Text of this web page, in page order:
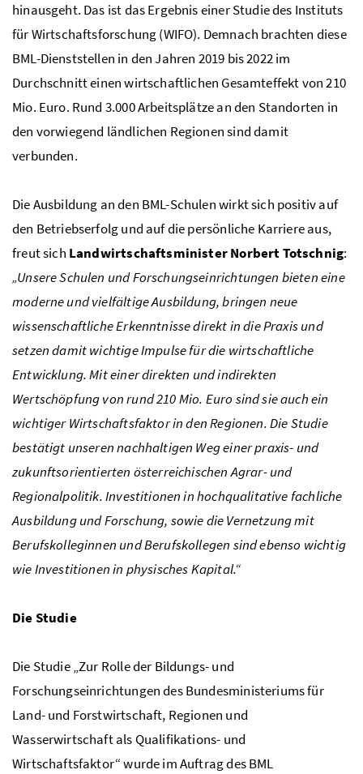
hinausgeht. Das ist das Ergebnis einer Studie des Instituts
für Wirtschaftsforschung (WIFO). Demnach brachten diese
BML-Dienststellen in den Jahren 2019 bis 2022 im
Durchschnitt einen wirtschaftlichen Gesamteffekt von 210
Mio. Euro. Rund 3.000 Arbeitsplätze an den Standorten in
den vorwiegend ländlichen Regionen sind damit
verbunden.
Die Ausbildung an den BML-Schulen wirkt sich positiv auf
den Betriebserfolg und auf die persönliche Karriere aus,
freut sich Landwirtschaftsminister Norbert Totschnig:
„Unsere Schulen und Forschungseinrichtungen bieten eine
moderne und vielfältige Ausbildung, bringen neue
wissenschaftliche Erkenntnisse direkt in die Praxis und
setzen damit wichtige Impulse für die wirtschaftliche
Entwicklung. Mit einer direkten und indirekten
Wertschöpfung von rund 210Mio. Euro sind sie auch ein
wichtiger Wirtschaftsfaktor in den Regionen. Die Studie
bestätigt unseren nachhaltigen Weg einer praxis- und
zukunftsorientierten österreichischen Agrar- und
Regionalpolitik. Investitionen in hochqualitative fachliche
Ausbildung und Forschung, sowie die Vernetzung mit
Berufskolleginnen und Berufskollegen sind ebenso wichtig
wie Investitionen in physisches Kapital.“
Die Studie
Die Studie „Zur Rolle der Bildungs- und
Forschungseinrichtungen des Bundesministeriums für
Land- und Forstwirtschaft, Regionen und
Wasserwirtschaft als Qualifikations- und
Wirtschaftsfaktor“ wurde im Auftrag desBML